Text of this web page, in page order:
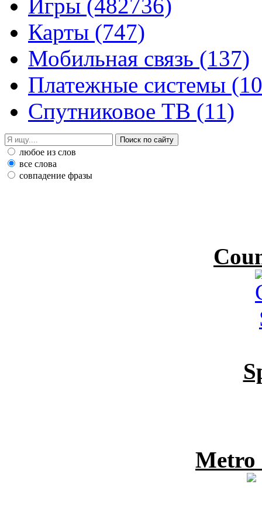
Игры (482736)
Карты (747)
Мобильная связь (137)
Платежные системы
Спутниковое ТВ (11)
любое из слов
все слова
совпадение фразы
Metro